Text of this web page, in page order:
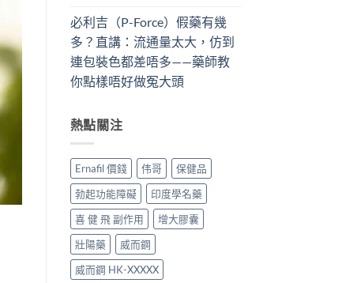
必利吉（P-Force）假藥有幾
多？直講：流通量太大，仿到
連包裝色都差唔多——藥師教
你點樣唔好做冤大頭
熱點關注
Ernafil 價錢 伟哥
保健品
勃起功能障礙
印度學名藥
喜 健 飛 副作用
增大膠囊
壯陽藥
威而鋼
威而鋼 HK-XXXXX